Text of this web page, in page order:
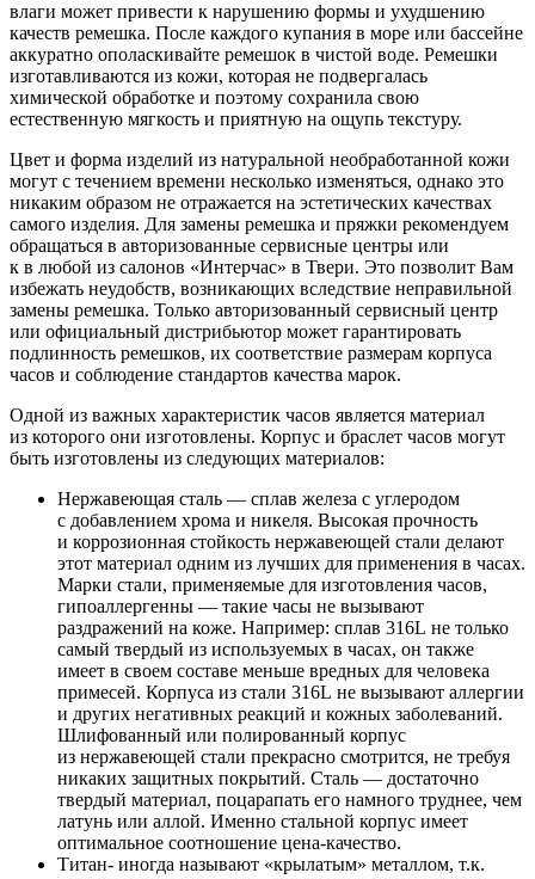
влаги может привести к нарушению формы и ухудшению
качеств ремешка. После каждого купания в море или бассейне
аккуратно ополаскивайте ремешок в чистой воде. Ремешки
изготавливаются из кожи, которая не подвергалась
химической обработке и поэтому сохранила свою
естественную мягкость и приятную на ощупь текстуру.
Цвет и форма изделий из натуральной необработанной кожи
могут с течением времени несколько изменяться, однако это
никаким образом не отражается на эстетических качествах
самого изделия. Для замены ремешка и пряжки рекомендуем
обращаться в авторизованные сервисные центры или
к в любой из салонов «Интерчас» в Твери. Это позволит Вам
избежать неудобств, возникающих вследствие неправильной
замены ремешка. Только авторизованный сервисный центр
или официальный дистрибьютор может гарантировать
подлинность ремешков, их соответствие размерам корпуса
часов и соблюдение стандартов качества марок.
Одной из важных характеристик часов является материал
из которого они изготовлены. Корпус и браслет часов могут
быть изготовлены из следующих материалов:
Нержавеющая сталь — сплав железа с углеродом
с добавлением хрома и никеля. Высокая прочность
и коррозионная стойкость нержавеющей стали делают
этот материал одним из лучших для применения в часах.
Марки стали, применяемые для изготовления часов,
гипоаллергенны — такие часы не вызывают
раздражений на коже. Например: сплав 316L не только
самый твердый из используемых в часах, он также
имеет в своем составе меньше вредных для человека
примесей. Корпуса из стали 316L не вызывают аллергии
и других негативных реакций и кожных заболеваний.
Шлифованный или полированный корпус
из нержавеющей стали прекрасно смотрится, не требуя
никаких защитных покрытий. Сталь — достаточно
твердый материал, поцарапать его намного труднее, чем
латунь или аллой. Именно стальной корпус имеет
оптимальное соотношение цена-качество.
Титан- иногда называют «крылатым» металлом, т.к.